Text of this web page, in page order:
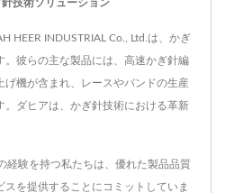
HEER INDUSTRIAL Co., Ltd.は、かぎ
。彼らの主な製品には、高速かぎ針編
げ機が含まれ、レースやバンドの生産
。ダヒアは、かぎ針技術における革新
経験を持つ私たちは、優れた製品品質
スを提供することにコミットしていま